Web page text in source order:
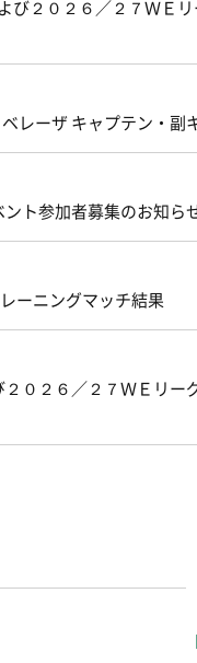
び２０２６／２７ＷＥ
レーザ キャプテン・副
ト参加者募集のお知ら
ーニングマッチ結果
２０２６／２７ＷＥリ